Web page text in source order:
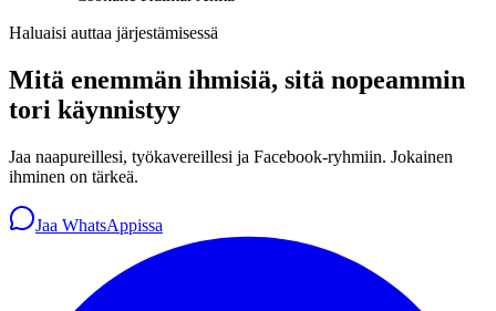
Haluaisi auttaa järjestämisessä
Mitä enemmän ihmisiä, sitä nopeammin
tori käynnistyy
Jaa naapureillesi, työkavereillesi ja Facebook-ryhmiin. Jokainen
ihminen on tärkeä.
Jaa WhatsAppissa